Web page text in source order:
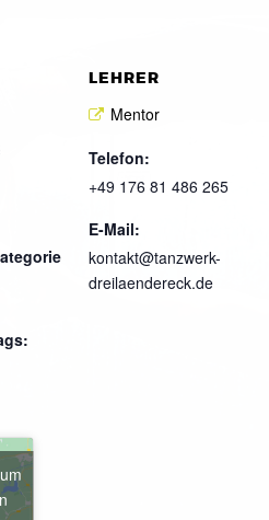
LEHRER
Mentor
Telefon:
+49 176 81 486 265
E-Mail:
kontakt@tanzwerk-
dreilaendereck.de